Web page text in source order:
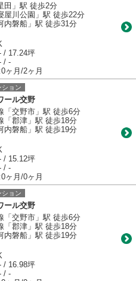
田」駅 徒歩2分
屋川公園」駅 徒歩22分
内磐船」駅 徒歩31分
/ 17.24坪
/ -
0ヶ月/2ヶ月
ション
ール交野
「交野市」駅 徒歩6分
「郡津」駅 徒歩18分
内磐船」駅 徒歩19分
/ 15.12坪
/ -
0ヶ月/0ヶ月
ション
ール交野
「交野市」駅 徒歩6分
「郡津」駅 徒歩18分
内磐船」駅 徒歩19分
/ 16.98坪
/ -